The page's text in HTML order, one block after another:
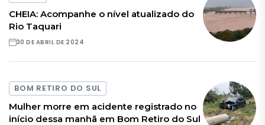
CHEIA: Acompanhe o nível atualizado do
Rio Taquari
30 DE ABRIL DE 2024
BOM RETIRO DO SUL
Mulher morre em acidente registrado no
início dessa manhã em Bom Retiro do Sul